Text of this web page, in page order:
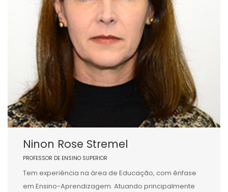
Ninon Rose Stremel
PROFESSOR DE ENSINO SUPERIOR
Tem experiência na área de Educação, com ênfase
em Ensino-Aprendizagem. Atuando principalmente